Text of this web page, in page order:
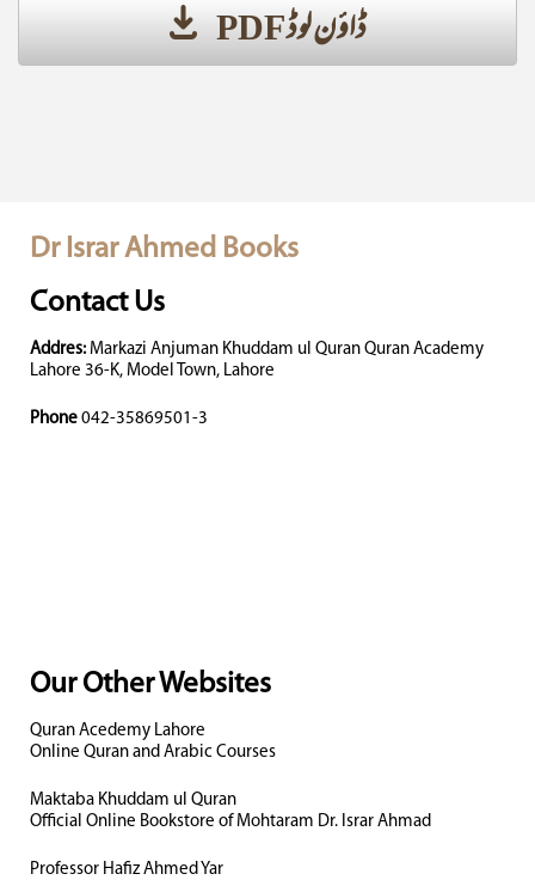
ڈاؤن لوڈ PDF
Dr Israr Ahmed Books
Contact Us
Addres: Markazi Anjuman Khuddam ul Quran Quran Academy
Lahore 36-K, Model Town, Lahore
Phone 042-35869501-3
Our Other Websites
Quran Acedemy Lahore
Online Quran and Arabic Courses
Maktaba Khuddam ul Quran
Official Online Bookstore of Mohtaram Dr. Israr Ahmad
Professor Hafiz Ahmed Yar